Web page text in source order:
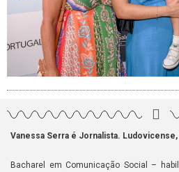
Vanessa Serra é Jornalista.
Bacharel em Comunicação Social –